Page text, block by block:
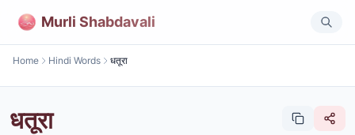
Murli Shabdavali
Home Hindi Words धतूरा
धतूरा